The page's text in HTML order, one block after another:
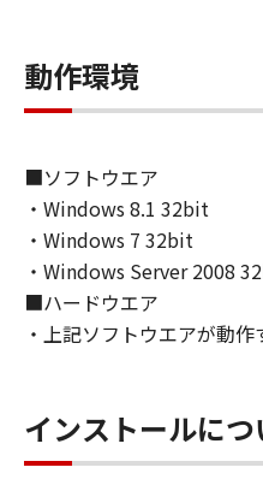
お客様は、「本ソフト
ノンまたはキヤノンの
４．所有権
「本ソフトウェア」に
は、その内容によりキ
ライセンサーに帰属し
より必要な許可等を得
トウェア」の全部また
接に輸出してはなりま
動作環境
■ソフトウエア
・Windows 8.1 32bit
・Windows 7 32bit
・Windows Server 2008
■ハードウエア
・上記ソフトウエアが動
インストールにつ